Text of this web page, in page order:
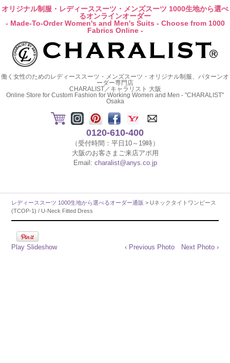
オリジナル制服・レディーススーツ・メンズスーツ 1000生地から選べ
るオンラインオーダー
- Made-To-Order Women's and Men's Suits - Choose from 1000
Fabrics Online -
働く女性のためのレディーススーツ・メンズスーツ・オリジナル制服、パターンオ
ーダー専門店
CHARALIST／キャラリスト 大阪
Online Store for Custom Fashion for Working Women and Men - "CHARALIST"
Osaka
0120-610-400
（受付時間：平日10～19時）
大阪のお客さまご来店アポ用
Email: charalist@anys.co.jp
レディーススーツ 1000生地から選べるオーダー通販 > Uネックタイトワンピース
(TCOP-1) / U-Neck Fitted Dress
Play Slideshow ‹ Previous Photo Next Photo ›